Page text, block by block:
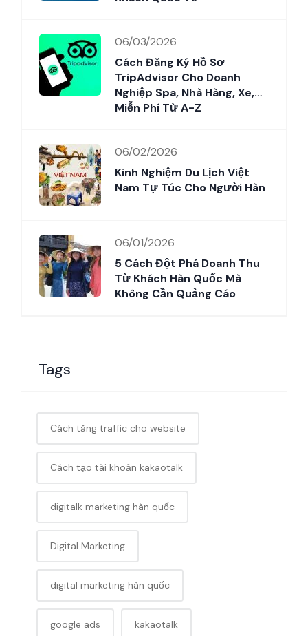
06/03/2026
Cách Đăng Ký Hồ Sơ
TripAdvisor Cho Doanh
Nghiệp Spa, Nhà Hàng, Xe,…
Miễn Phí Từ A-Z
06/02/2026
Kinh Nghiệm Du Lịch Việt
Nam Tự Túc Cho Người Hàn
06/01/2026
5 Cách Đột Phá Doanh Thu
Từ Khách Hàn Quốc Mà
Không Cần Quảng Cáo
Tags
Cách tăng traffic cho website
Cách tạo tài khoản kakaotalk
digitalk marketing hàn quốc
Digital Marketing
digital marketing hàn quốc
google ads kakaotalk